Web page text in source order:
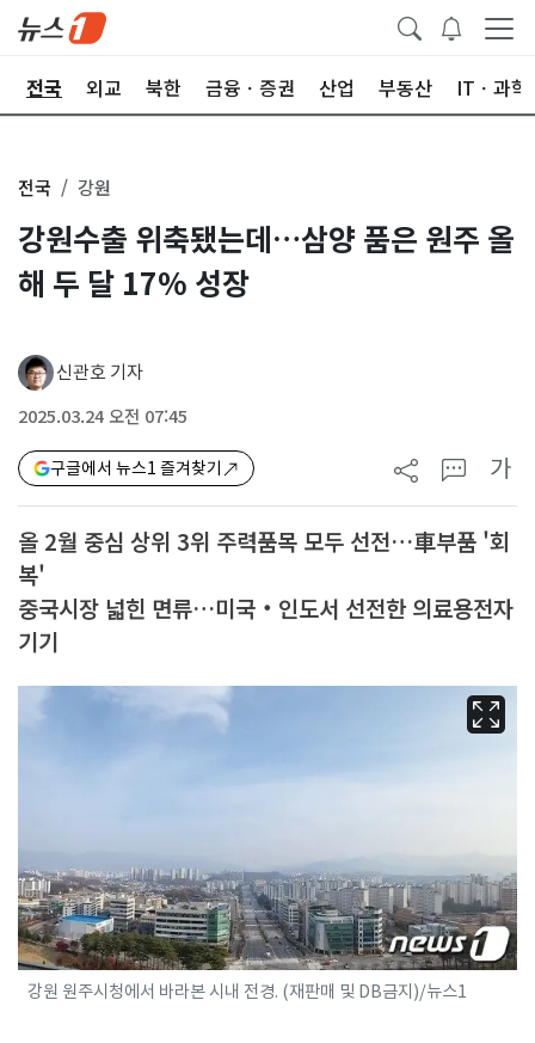
전국 외교 북한 금융ㆍ증권 산업 부동산 ITㆍ과학
전국 강원
강원수출 위축됐는데…삼양 품은 원주 올
해 두 달 17% 성장
신관호 기자
2025.03.24 오전 07:45
구글에서 뉴스1 즐겨찾기 가
올 2월 중심 상위 3위 주력품목 모두 선전…車부품 '회
복'
중국시장 넓힌 면류…미국‧인도서 선전한 의료용전자
기기
강원 원주시청에서 바라본 시내 전경. (재판매 및 DB금지)/뉴스1